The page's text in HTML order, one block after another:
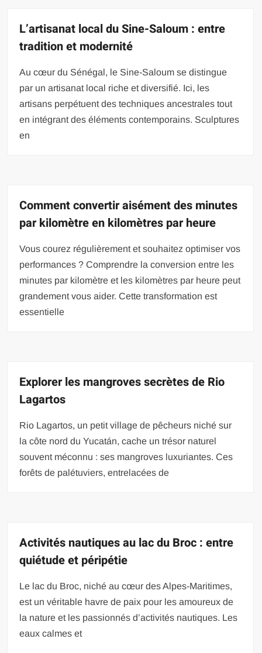
L’artisanat local du Sine-Saloum : entre
tradition et modernité
Au cœur du Sénégal, le Sine-Saloum se distingue
par un artisanat local riche et diversifié. Ici, les
artisans perpétuent des techniques ancestrales tout
en intégrant des éléments contemporains. Sculptures
en
Comment convertir aisément des minutes
par kilomètre en kilomètres par heure
Vous courez régulièrement et souhaitez optimiser vos
performances ? Comprendre la conversion entre les
minutes par kilomètre et les kilomètres par heure peut
grandement vous aider. Cette transformation est
essentielle
Explorer les mangroves secrètes de Rio
Lagartos
Rio Lagartos, un petit village de pêcheurs niché sur
la côte nord du Yucatán, cache un trésor naturel
souvent méconnu : ses mangroves luxuriantes. Ces
forêts de palétuviers, entrelacées de
Activités nautiques au lac du Broc : entre
quiétude et péripétie
Le lac du Broc, niché au cœur des Alpes-Maritimes,
est un véritable havre de paix pour les amoureux de
la nature et les passionnés d’activités nautiques. Les
eaux calmes et